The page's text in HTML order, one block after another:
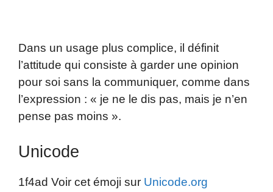
Dans un usage plus complice, il définit
l’attitude qui consiste à garder une opinion
pour soi sans la communiquer, comme dans
l’expression : « je ne le dis pas, mais je n’en
pense pas moins ».
Unicode
1f4ad Voir cet émoji sur Unicode.org